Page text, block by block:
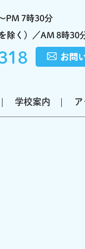
PM 7時30分
除く）／AM 8時30
学校案内 ア